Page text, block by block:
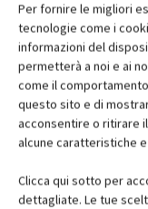
Per fornire le migliori
tecnologie come i
informazioni del
permetterà a noi e ai
come il
questo sito e di
acconsentire o ritirare
alcune caratteristiche
Clicca qui sotto per
dettagliate. Le tue
Havre 77 a
Pardo